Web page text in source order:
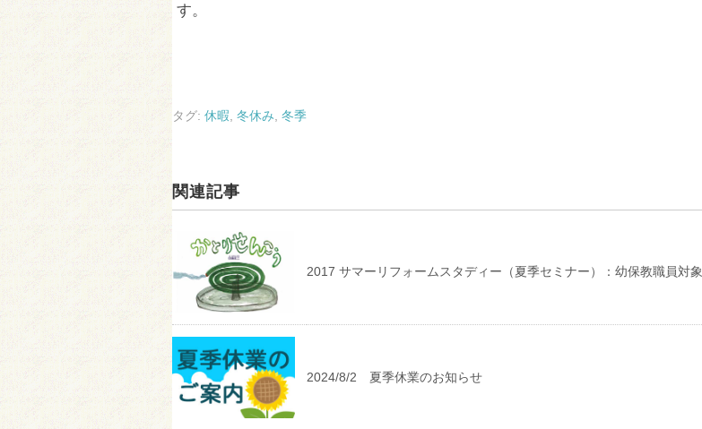
す。
タグ: 休暇 冬休み 冬季
関連記事
2017 サマーリフォームスタディー（夏季セミナー）：幼保教職員対象
2024/8/2 夏季休業のお知らせ